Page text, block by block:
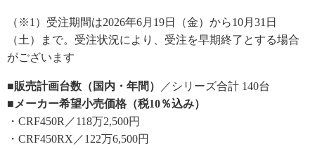
（※1）受注期間は2026年6月19日（金）から10月31日
（土）まで。受注状況により、受注を早期終了とする場合
がございます
■販売計画台数（国内・年間）
／シリーズ合計 140台
■メーカー希望小売価格（税10％込み）
・CRF450R／118万2,500円
・CRF450RX／122万6,500円